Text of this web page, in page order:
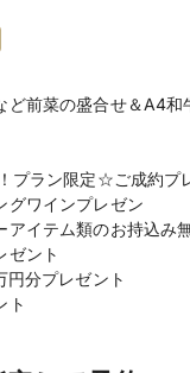
前菜の盛合せ＆A4和
プラン限定☆ご成約プ
ワインプレゼン
イテム類のお持込み
ゼント
分プレゼント
ト